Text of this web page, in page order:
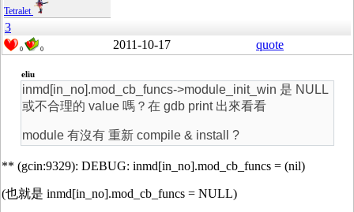
Tetralet
3
0 0 2011-10-17 quote
eliu
inmd[in_no].mod_cb_funcs->module_init_win 是 NULL
或不合理的 value 嗎？在 gdb print 出來看看
module 有沒有 重新 compile & install ?
** (gcin:9329): DEBUG: inmd[in_no].mod_cb_funcs = (nil)
(也就是 inmd[in_no].mod_cb_funcs = NULL)